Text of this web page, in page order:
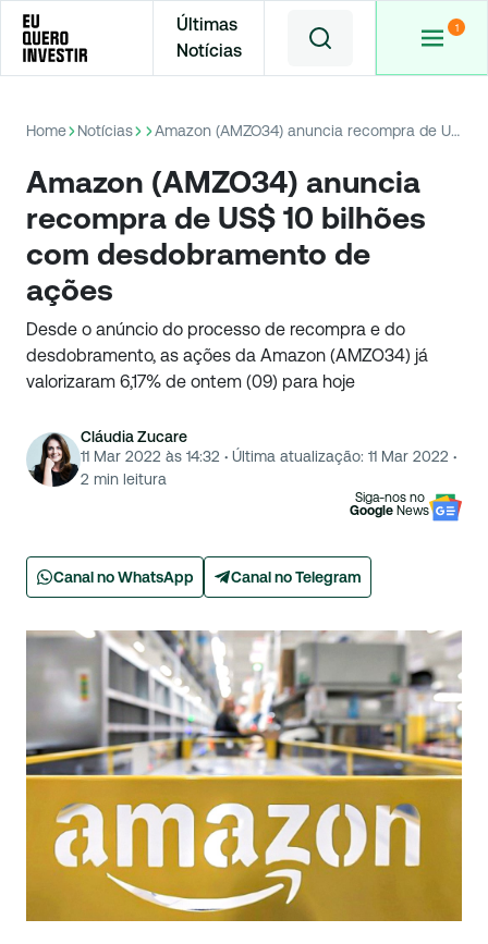
Últimas
Notícias
Home Notícias Amazon (AMZO34) anuncia recompra de US$ 10 bilhões com desdobramento de ações
Amazon (AMZO34) anuncia
recompra de US$ 10 bilhões
com desdobramento de
ações
Desde o anúncio do processo de recompra e do
desdobramento, as ações da Amazon (AMZO34) já
valorizaram 6,17% de ontem (09) para hoje
Cláudia Zucare
11 Mar 2022 às 14:32 · Última atualização: 11 Mar 2022 ·
2 min leitura
Siga-nos no
Google News
Canal no WhatsApp Canal no Telegram